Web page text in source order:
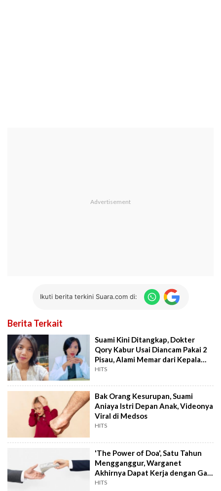
Ikuti berita terkini Suara.com di:
Berita Terkait
Suami Kini Ditangkap, Dokter
Qory Kabur Usai Diancam Pakai 2
Pisau, Alami Memar dari Kepala
sampai Kaki
HITS
Bak Orang Kesurupan, Suami
Aniaya Istri Depan Anak, Videonya
Viral di Medsos
HITS
'The Power of Doa', Satu Tahun
Mengganggur, Warganet
Akhirnya Dapat Kerja dengan Gaji
Fantastis, Publik: Semoga Nular!
HITS